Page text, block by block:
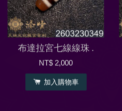
布達拉宮七線線珠 .
NT$ 2,000
加入購物車